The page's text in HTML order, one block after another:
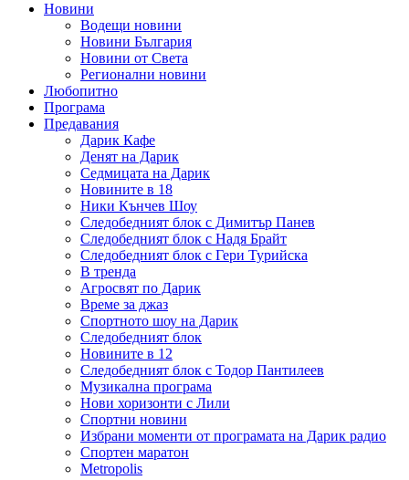
Новини
Водещи новини
Новини България
Новини от Света
Регионални новини
Любопитно
Програма
Предавания
Дарик Кафе
Денят на Дарик
Седмицата на Дарик
Новините в 18
Ники Кънчев Шоу
Следобедният блок с Димитър Панев
Следобедният блок с Надя Брайт
Следобедният блок с Гери Турийска
В тренда
Агросвят по Дарик
Време за джаз
Спортното шоу на Дарик
Следобедният блок
Новините в 12
Следобедният блок с Тодор Пантилеев
Музикална програма
Нови хоризонти с Лили
Спортни новини
Избрани моменти от програмата на Дарик радио
Спортен маратон
Metropolis